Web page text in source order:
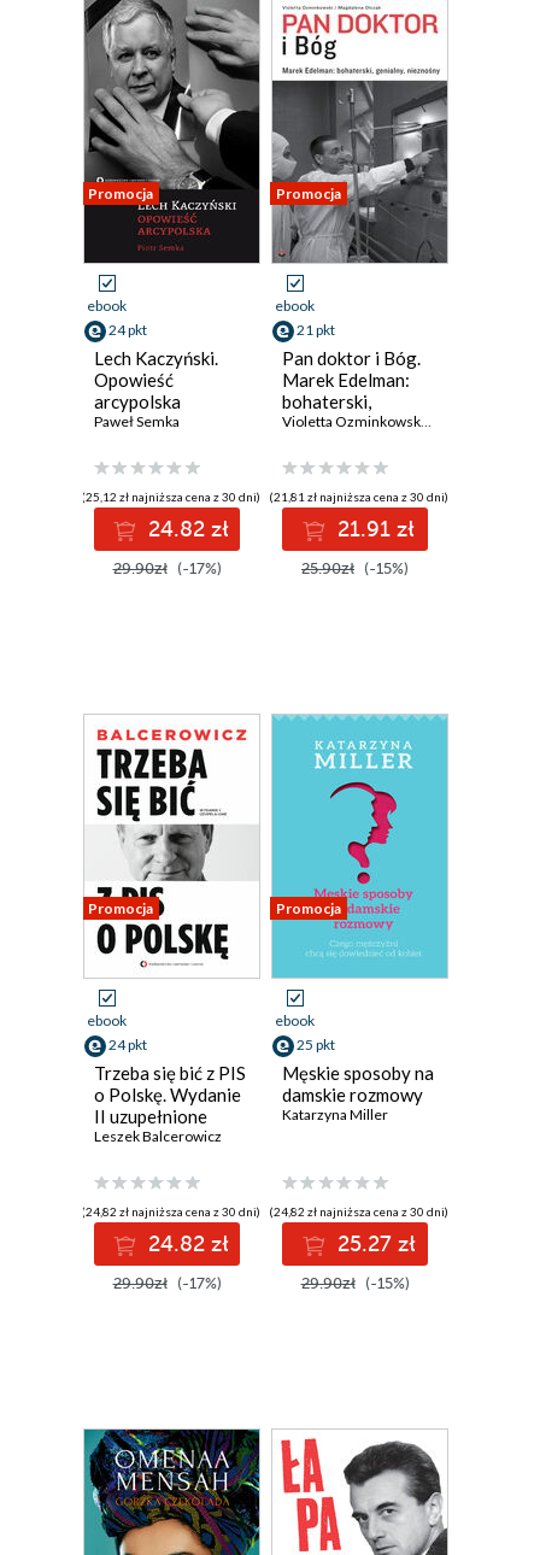
Promocja
ebook
24 pkt
Lech Kaczyński.
Opowieść
arcypolska
Paweł Semka
(25,12 zł najniższa cena z 30 dni)
24.82 zł
29.90zł (-17%)
Promocja
ebook
21 pkt
Pan doktor i Bóg.
Marek Edelman:
bohaterski,
genialny,
Violetta Ozminkowski
,
(21,81 zł najniższa cena z 30 dni)
21.91 zł
25.90zł (-15%)
Promocja
ebook
24 pkt
Trzeba się bić z PIS
o Polskę. Wydanie
II uzupełnione
Leszek Balcerowicz
(24,82 zł najniższa cena z 30 dni)
24.82 zł
29.90zł (-17%)
Promocja
ebook
25 pkt
Męskie sposoby na
damskie rozmowy
Katarzyna Miller
(24,82 zł najniższa cena z 30 dni)
25.27 zł
29.90zł (-15%)